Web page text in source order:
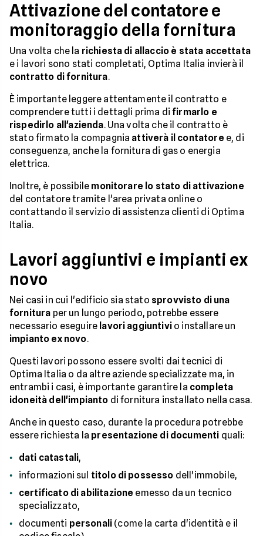
Attivazione del contatore e
monitoraggio della fornitura
Una volta che la richiesta di allaccio è stata accettata
e i lavori sono stati completati, Optima Italia invierà il
contratto di fornitura.
È importante leggere attentamente il contratto e
comprendere tutti i dettagli prima difirmarlo e
rispedirlo all'azienda. Una volta che il contratto è
stato firmato la compagnia attiverà il contatore e, di
conseguenza, anche la fornitura di gas o energia
elettrica.
Inoltre, è possibile monitorare lo stato di attivazione
del contatore tramite l'area privata online o
contattando il servizio di assistenza clienti di Optima
Italia.
Lavori aggiuntivi e impianti ex
novo
Nei casi in cui l'edificio sia stato sprovvisto di una
fornitura per un lungo periodo, potrebbe essere
necessario eseguire lavori aggiuntivio installare un
impianto ex novo.
Questi lavori possono essere svolti dai tecnici di
Optima Italia o da altre aziende specializzate ma, in
entrambi i casi, è importante garantire la completa
idoneità dell'impianto di fornitura installato nella casa.
Anche in questo caso, durante la procedura potrebbe
essere richiesta la presentazione di documenti quali:
dati catastali,
informazioni sul titolo di possesso dell'immobile,
certificato di abilitazione emesso da un tecnico
specializzato,
documenti personali (come la carta d'identità e il